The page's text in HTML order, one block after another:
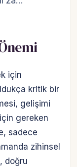
için
kritik bir
gelişimi
gereken
sadece
zihinsel
doğru